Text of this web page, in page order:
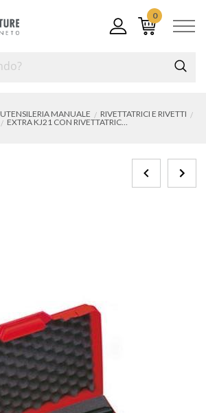
0
UTENSILERIA MANUALE
RIVETTATRICI E RIVETTI
EXTRA KJ21 CON RIVETTATRICE Mod. "KJ21"